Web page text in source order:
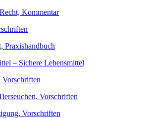
Kommentar
Praxishandbuch
– Sichere Lebensmittel
Vorschriften
Vorschriften
Vorschriften